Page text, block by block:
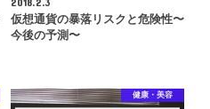
仮想通貨の暴落リスクと危険性〜
今後の予測〜
健康・美容